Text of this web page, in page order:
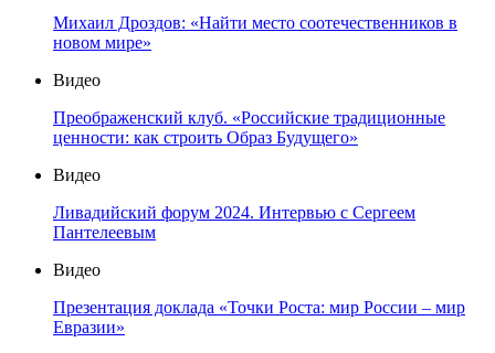
Михаил Дроздов: «Найти место соотечественников в
новом мире»
Видео
Преображенский клуб. «Российские традиционные
ценности: как строить Образ Будущего»
Видео
Ливадийский форум 2024. Интервью с Сергеем
Пантелеевым
Видео
Презентация доклада «Точки Роста: мир России – мир
Евразии»